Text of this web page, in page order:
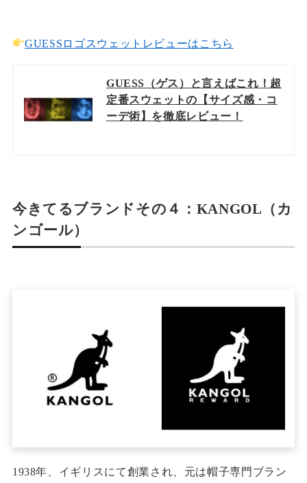
GUESSロゴスウェットレビューはこちら
GUESS（ゲス）と言えばこれ！超
定番スウェットの【サイズ感・コ
ーデ術】を徹底レビュー！
今きてるブランドその４：KANGOL（カ
ンゴール）
1938年、イギリスにて創業され、元は帽子専門ブラン